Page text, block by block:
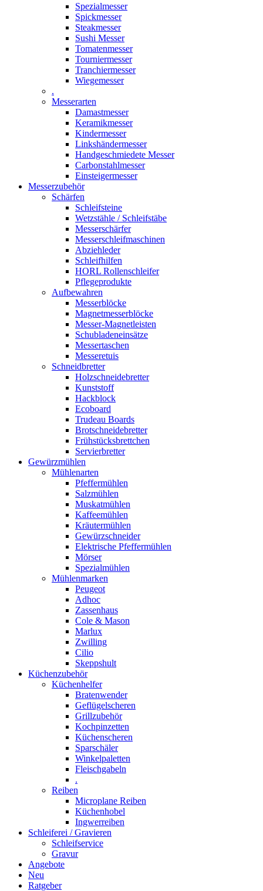
Spezialmesser
Spickmesser
Steakmesser
Sushi Messer
Tomatenmesser
Tourniermesser
Tranchiermesser
Wiegemesser
.
Messerarten
Damastmesser
Keramikmesser
Kindermesser
Linkshändermesser
Handgeschmiedete Messer
Carbonstahlmesser
Einsteigermesser
Messerzubehör
Schärfen
Schleifsteine
Wetzstähle / Schleifstäbe
Messerschärfer
Messerschleifmaschinen
Abziehleder
Schleifhilfen
HORL Rollenschleifer
Pflegeprodukte
Aufbewahren
Messerblöcke
Magnetmesserblöcke
Messer-Magnetleisten
Schubladeneinsätze
Messertaschen
Messeretuis
Schneidbretter
Holzschneidebretter
Kunststoff
Hackblock
Ecoboard
Trudeau Boards
Brotschneidebretter
Frühstücksbrettchen
Servierbretter
Gewürzmühlen
Mühlenarten
Pfeffermühlen
Salzmühlen
Muskatmühlen
Kaffeemühlen
Kräutermühlen
Gewürzschneider
Elektrische Pfeffermühlen
Mörser
Spezialmühlen
Mühlenmarken
Peugeot
Adhoc
Zassenhaus
Cole & Mason
Marlux
Zwilling
Cilio
Skeppshult
Küchenzubehör
Küchenhelfer
Bratenwender
Geflügelscheren
Grillzubehör
Kochpinzetten
Küchenscheren
Sparschäler
Winkelpaletten
Fleischgabeln
.
Reiben
Microplane Reiben
Küchenhobel
Ingwerreiben
Schleiferei / Gravieren
Schleifservice
Gravur
Angebote
Neu
Ratgeber